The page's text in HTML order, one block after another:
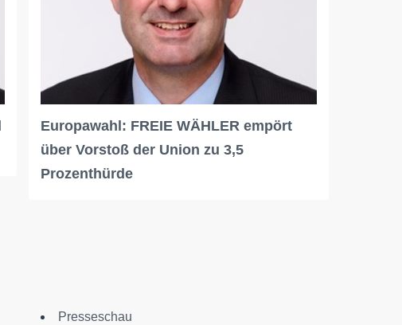
Europawahl: FREIE WÄHLER empört
über Vorstoß der Union zu 3,5
Prozenthürde
Presseschau